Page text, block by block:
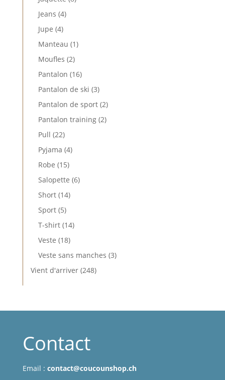
Jeans 44
Jupe 44
produits
Manteau 11
Moufles 22
produits
Pantalon 1616
produits
Pantalon de ski 33
produits
Pantalon de sport 22
produits
Pantalon training 22
Pull 2222
produits
Pyjama 44
Robe 1515
produits
Salopette 66
Short 1414
Sport 55
produits
T-shirt 1414
Veste 1818
produits
Veste sans manches 33
Vient d'arriver 248248
Contact
Email : contact@coucounshop.ch